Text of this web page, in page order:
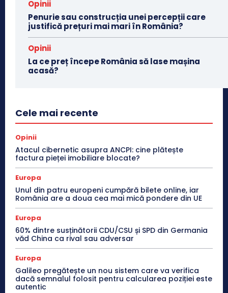
Opinii
Penurie sau construcția unei percepții care
justifică prețuri mai mari în România?
Opinii
La ce preț începe România să lase mașina
acasă?
Cele mai recente
Opinii
Atacul cibernetic asupra ANCPI: cine plătește
factura pieței imobiliare blocate?
Europa
Unul din patru europeni cumpără bilete online, iar
România are a doua cea mai mică pondere din UE
Europa
60% dintre susținătorii CDU/CSU și SPD din Germania
văd China ca rival sau adversar
Europa
Galileo pregătește un nou sistem care va verifica
dacă semnalul folosit pentru calcularea poziției este
autentic